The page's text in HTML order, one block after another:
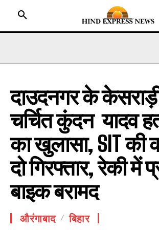
HOME
BIHAR
JHARKHAND
UTTAR PRADESH
MADHYA PRADESH
INTERNATIONAL
NATIONAL NEWS
CRIME NEWS
दाउदनगर के
चर्चित कुंदन यादव
का खुलासा, SIT की
दो गिरफ्तार, रेकी में
बाइक बरामद
औरंगाबाद बिहार